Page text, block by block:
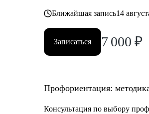
Постоянно повышаю
Веду профильный канал, где
Моя миссия — привести вас
Ближайшая запись14
Записаться 7 000 ₽
Профориентация:
Консультация по выбору